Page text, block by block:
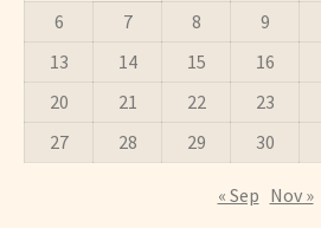
6
7 8 9
13
14 15 16
20
21 22 23
27
28 29 30
« Sep Nov »